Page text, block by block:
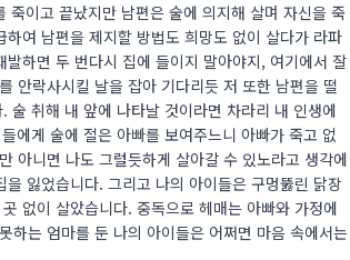
이고 끝났지만 남편은 술에 의지해 살며 자신을 죽
여 남편을 제지할 방법도 희망도 없이 살다가 라파
하면 두 번다시 집에 들이지 말아야지, 여기에서 잘
안락사시킬 날을 잡아 기다리듯 저 또한 남편을 떨
술 취해 내 앞에 나타날 것이라면 차라리 내 인생에
에게 술에 절은 아빠를 보여주느니 아빠가 죽고 없
아니면 나도 그럴듯하게 살아갈 수 있노라고 생각에
잃었습니다. 그리고 나의 아이들은 구멍뚫린 닭장
없이 살았습니다. 중독으로 헤매는 아빠와 가정에
하는 엄마를 둔 나의 아이들은 어쩌면 마음 속에서는